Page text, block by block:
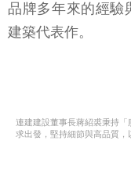
品牌多年來的經驗
建築代表作。
連建建設董事長蔣紹裘秉持
求出發，堅持細節與高品質，